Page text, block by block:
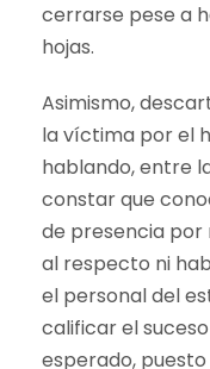
cerrarse pese a
hojas.
Asimismo,
la víctima por el
hablando, entre
constar que
de presencia por
al respecto ni
el personal del
calificar el
esperado,